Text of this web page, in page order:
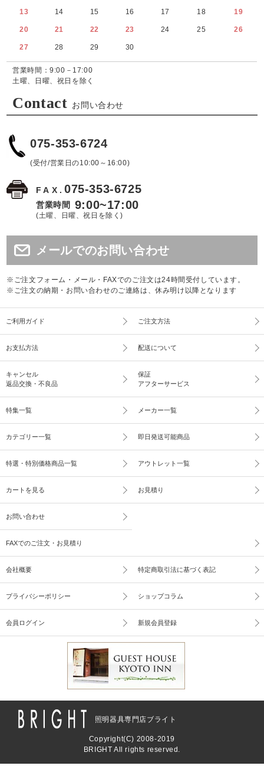
13 14 15 16 17 18 19
20 21 22 23 24 25 26
27 28 29 30
営業時間：9:00－17:00
土曜、日曜、祝日を除く
Contact お問い合わせ
075-353-6724
(受付/営業日の10:00～16:00)
FAX.075-353-6725
営業時間 9:00~17:00
(土曜、日曜、祝日を除く)
メールでのお問い合わせ
※ご注文フォーム・メール・FAXでのご注文は24時間受付しています。
※ご注文の納期・お問い合わせのご連絡は、休み明け以降となります
ご利用ガイド ご注文方法
お支払方法 配送について
キャンセル
返品交換・不良品
保証
アフターサービス
特集一覧 メーカー一覧
カテゴリー一覧 即日発送可能商品
特選・特別価格商品一覧 アウトレット一覧
カートを見る お見積り
お問い合わせ
FAXでのご注文・お見積り
会社概要 特定商取引法に基づく表記
プライバシーポリシー ショップコラム
会員ログイン 新規会員登録
照明器具専門店ブライト
Copyright(C) 2008-2019
BRIGHT All rights reserved.